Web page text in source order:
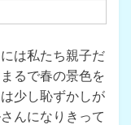
は私たち親子だ
るで春の景色を
少し恥ずかしが
んになりきって